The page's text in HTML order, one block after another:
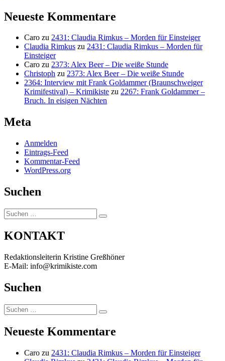
Neueste Kommentare
Caro zu 2431: Claudia Rimkus – Morden für Einsteiger
Claudia Rimkus zu 2431: Claudia Rimkus – Morden für
Einsteiger
Caro zu 2373: Alex Beer – Die weiße Stunde
Christoph zu 2373: Alex Beer – Die weiße Stunde
2364: Interview mit Frank Goldammer (Braunschweiger
Krimifestival) – Krimikiste zu 2267: Frank Goldammer –
Bruch. In eisigen Nächten
Meta
Anmelden
Eintrags-Feed
Kommentar-Feed
WordPress.org
Suchen
Suchen
nach:
Suchen
KONTAKT
Redaktionsleiterin Kristine Greßhöner
E-Mail: info@krimikiste.com
Suchen
Suchen
nach:
Suchen
Neueste Kommentare
Caro zu 2431: Claudia Rimkus – Morden für Einsteiger